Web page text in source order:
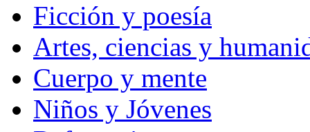
Ficción y poesía
Artes, ciencias y
Cuerpo y mente
Niños y Jóvenes